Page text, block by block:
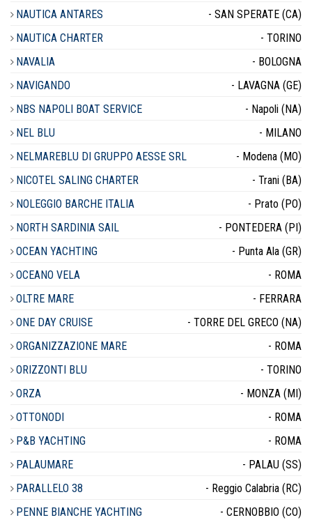
NAUTICA ANTARES
- SAN SPERATE (CA)
NAUTICA CHARTER
- TORINO
NAVALIA
- BOLOGNA
NAVIGANDO
- LAVAGNA (GE)
NBS NAPOLI BOAT SERVICE
- Napoli (NA)
NEL BLU
- MILANO
NELMAREBLU DI GRUPPO AESSE SRL
- Modena (MO)
NICOTEL SALING CHARTER
- Trani (BA)
NOLEGGIO BARCHE ITALIA
- Prato (PO)
NORTH SARDINIA SAIL
- PONTEDERA (PI)
OCEAN YACHTING
- Punta Ala (GR)
OCEANO VELA
- ROMA
OLTRE MARE
- FERRARA
ONE DAY CRUISE
- TORRE DEL GRECO (NA)
ORGANIZZAZIONE MARE
- ROMA
ORIZZONTI BLU
- TORINO
ORZA
- MONZA (MI)
OTTONODI
- ROMA
P&B YACHTING
- ROMA
PALAUMARE
- PALAU (SS)
PARALLELO 38
- Reggio Calabria (RC)
PENNE BIANCHE YACHTING
- CERNOBBIO (CO)